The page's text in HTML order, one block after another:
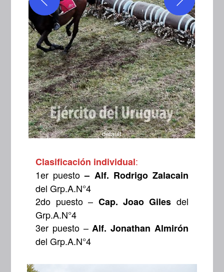
default
Clasificación individual:
1er puesto – Alf. Rodrigo Zalacain
del Grp.A.N°4
2do puesto – Cap. Joao Giles del
Grp.A.N°4
3er puesto –Alf. Jonathan Almirón
del Grp.A.N°4